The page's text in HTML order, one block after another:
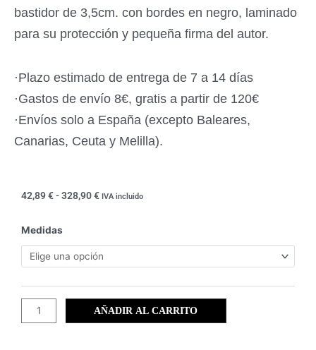
bastidor de 3,5cm. con bordes en negro, laminado
para su protección y pequeña firma del autor.
·Plazo estimado de entrega de 7 a 14 días
·Gastos de envío 8€, gratis a partir de 120€
·Envíos solo a España (excepto Baleares,
Canarias, Ceuta y Melilla).
42,89€-328,90€Rango
42,89 €
328,90 €
IVA incluido
Medidas
Las
salinas
de
Pedro
(01)
cantidad
AÑADIR AL CARRITO